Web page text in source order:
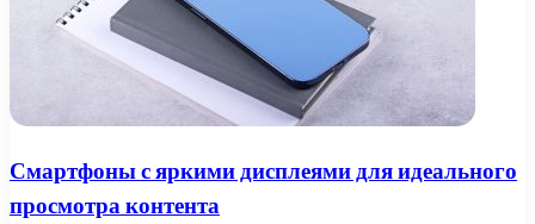
Смартфоны с яркими дисплеями для идеального
просмотра контента